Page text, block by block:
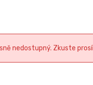
nedostupný. Zkuste